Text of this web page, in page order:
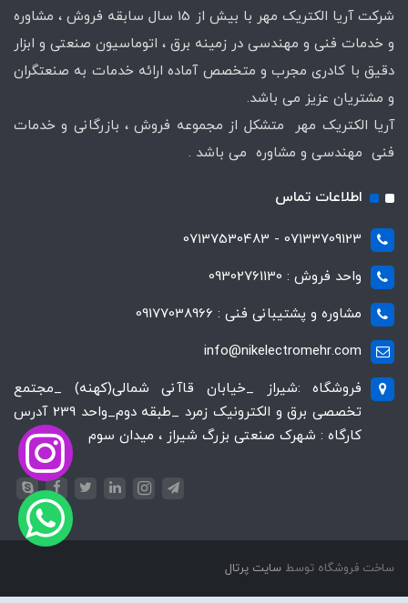
شرکت آریا الکتریک مهر با بیش از 15 سال سابقه فروش ، مشاوره
و خدمات فنی و مهندسی در زمینه برق ، اتوماسیون صنعتی و ابزار
دقیق با کادری مجرب و متخصص آماده ارائه خدمات به صنعتگران
و مشتریان عزیز می باشد.
آریا الکتریک مهر متشکل از مجموعه فروش ، بازرگانی و خدمات
فنی مهندسی و مشاوره می باشد .
اطلاعات تماس
07133709123 - 07137530483
واحد فروش : 09302761130
مشاوره و پشتیبانی فنی : 09177038966
info@nikelectromehr.com
فروشگاه :شیراز _خیابان قاآنی شمالی(کهنه) _مجتمع
تخصصی برق و الکترونیک زمرد _طبقه دوم_واحد 239 آدرس
کارگاه : شهرک صنعتی بزرگ شیراز ، میدان سوم
ساخت فروشگاه توسط سایت پرتال